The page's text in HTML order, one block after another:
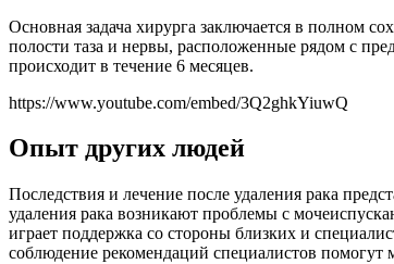
Основная задача хирурга заключается в полном
полости таза и нервы, расположенные рядом с
происходит в течение 6 месяцев.
https://www.youtube.com/embed/3Q2ghkYiuwQ
Опыт других людей
Последствия и лечение после удаления рака
удаления рака возникают проблемы с
играет поддержка со стороны близких и
соблюдение рекомендаций специалистов помогут